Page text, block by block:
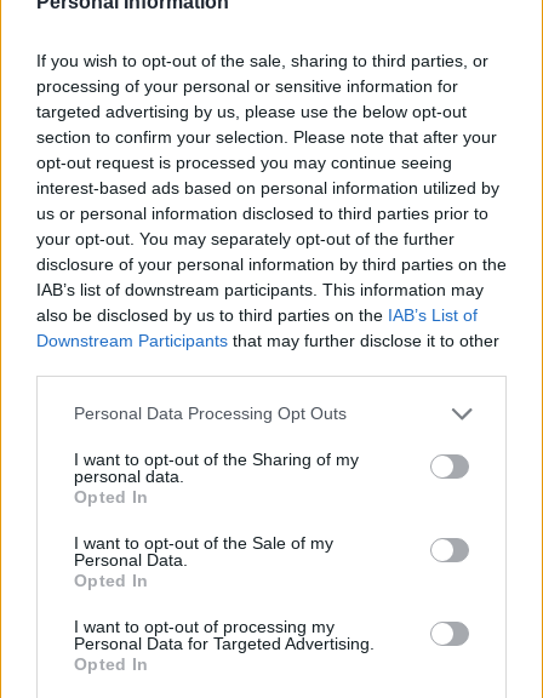
If you wish to opt-out of the sale, sharing to third parties, or
processing of your personal or sensitive information for
targeted advertising by us, please use the below opt-out
section to confirm your selection. Please note that after your
opt-out request is processed you may continue seeing
interest-based ads based on personal information utilized by
us or personal information disclosed to third parties prior to
your opt-out. You may separately opt-out of the further
disclosure of your personal information by third parties on the
IAB’s list of downstream participants. This information may
also be disclosed by us to third parties on the IAB’s List of
Downstream Participants that may further disclose it to other
Please note that this website/app uses one or more Google
not limited to your visit or usage behaviour. You may click to
grant or deny consent to Google and its third-party tags to
use your data for below specified purposes in below Google
consent section.
Personal Data Processing Opt Outs
I want to opt-out of the Sharing of my
personal data.
Opted In
I want to opt-out of the Sale of my
Personal Data.
Opted In
I want to opt-out of processing my
Personal Data for Targeted Advertising.
Opted In
tetto di prezzo di 1,5 milioni di HUF al metro quadro
nell’ambito del programma Otthon Start.
Crisi immobiliare? Ecco quanto deve
lavorare in Ungheria per acquistare
il suo appartamento!
L’espansione dell’offerta può allentare la pressione
Un altro sviluppo chiave è il forte aumento dell’offerta di
alloggi. Le inserzioni a Budapest sono aumentate di circa il
25% nell’ultimo anno, con una crescita particolarmente forte
annualmente, segnalando un graduale spostamento verso un
dell’offerta, la concorrenza tra i venditori potrebbe
intensificarsi, rallentando potenzialmente la crescita dei prezzi
e dando agli acquirenti un maggiore potere negoziale nei
Shock del mercato immobiliare:
meglio in Ungheria ?